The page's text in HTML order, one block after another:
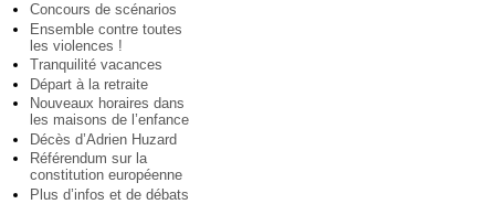
Concours de scénarios
Ensemble contre toutes
les violences !
Tranquilité vacances
Départ à la retraite
Nouveaux horaires dans
les maisons de l’enfance
Décès d’Adrien Huzard
Référendum sur la
constitution européenne
Plus d’infos et de débats